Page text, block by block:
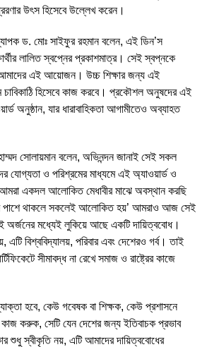
উৎস হিসেবে উল্লেখ করেন।
ড. মোঃ সাইফুর রহমান বলেন, এই ডিন’স
লালিত স্বপ্নের প্রকাশমাত্র। সেই স্বপ্নকে
আমাদের এই আয়োজন। উচ্চ শিক্ষার জন্য এই
হিসেবে কাজ করবে। প্রকৌশল অনুষদের এই
অনুষ্ঠান, যার ধারাবাহিকতা আগামীতেও অব্যাহত
সোলায়মান বলেন, অভিনন্দন জানাই সেই সকল
যোগ্যতা ও পরিশ্রমের মাধ্যমে এই অ্যাওয়ার্ড ও
একদল আলোকিত মেধাবীর মাঝে অবস্থান করছি
পাশে থাকলে সকলেই আলোকিত হয়’ আমরাও আজ সেই
মধ্যেই লুকিয়ে আছে একটি দায়িত্ববোধ।
বিশ্ববিদ্যালয়, পরিবার এবং দেশেরও গর্ব। তাই
সীমাবদ্ধ না রেখে সমাজ ও রাষ্ট্রের কাজে
হবে, কেউ গবেষক বা শিক্ষক, কেউ প্রশাসনে
করুক, সেটি যেন দেশের জন্য ইতিবাচক প্রভাব
স্বীকৃতি নয়, এটি আমাদের দায়িত্ববোধের